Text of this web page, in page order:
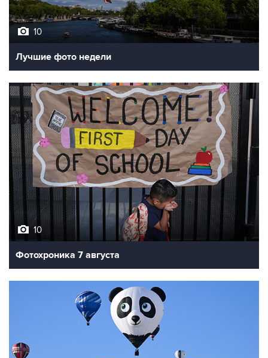
10
Лучшие фото недели
10
Фотохроника 7 августа